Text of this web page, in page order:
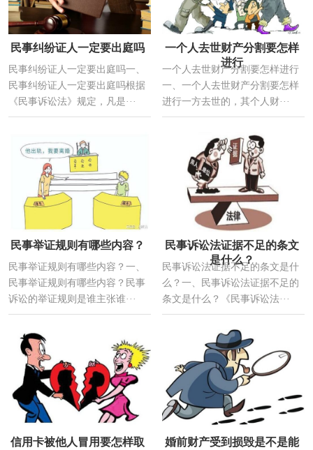
民事纠纷证人一定要出庭吗
民事纠纷证人一定要出庭吗一、
民事纠纷证人一定要出庭吗根据
《民事诉讼法》规定，凡是···
一个人去世财产分割要怎样
进行
一个人去世财产分割要怎样进行
一、一个人去世财产分割要怎样
进行一方去世的，其个人财···
民事举证规则有哪些内容？
民事举证规则有哪些内容？一、
民事举证规则有哪些内容？民事
诉讼的举证规则是谁主张谁···
民事诉讼法证据不足的条文
是什么？
民事诉讼法证据不足的条文是什
么？一、民事诉讼法证据不足的
条文是什么？《民事诉讼法···
信用卡被他人冒用要怎样取
婚前财产受到损毁是不是能